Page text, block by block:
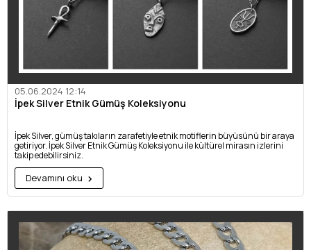
05.06.2024 12:14
İpek Silver Etnik Gümüş Koleksiyonu
İpek Silver, gümüş takıların zarafetiyle etnik motiflerin büyüsünü bir araya
getiriyor. İpek Silver Etnik Gümüş Koleksiyonu ile kültürel mirasın izlerini
takip edebilirsiniz.
Devamını oku